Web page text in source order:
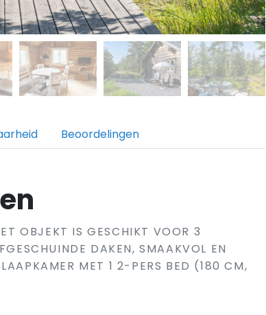
Beoordelingen
OBJEKT IS GESCHIKT VOOR 3
DAKEN, SMAAKVOL EN
MET 1 2-PERS BED (180 CM,